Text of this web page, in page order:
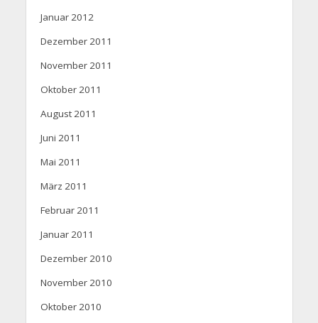
Januar 2012
Dezember 2011
November 2011
Oktober 2011
August 2011
Juni 2011
Mai 2011
März 2011
Februar 2011
Januar 2011
Dezember 2010
November 2010
Oktober 2010